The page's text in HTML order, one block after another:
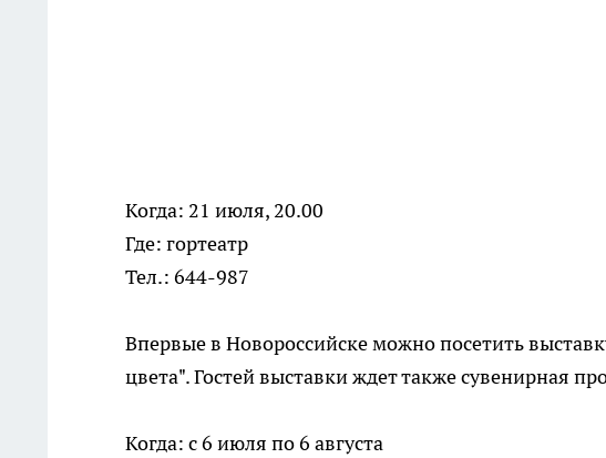
Когда: 21 июля, 20.00
Где: гортеатр
Тел.: 644-987
Впервые в Новороссийске можно посетить
цвета". Гостей выставки ждет также сувенирная
Когда: с 6 июля по 6 августа